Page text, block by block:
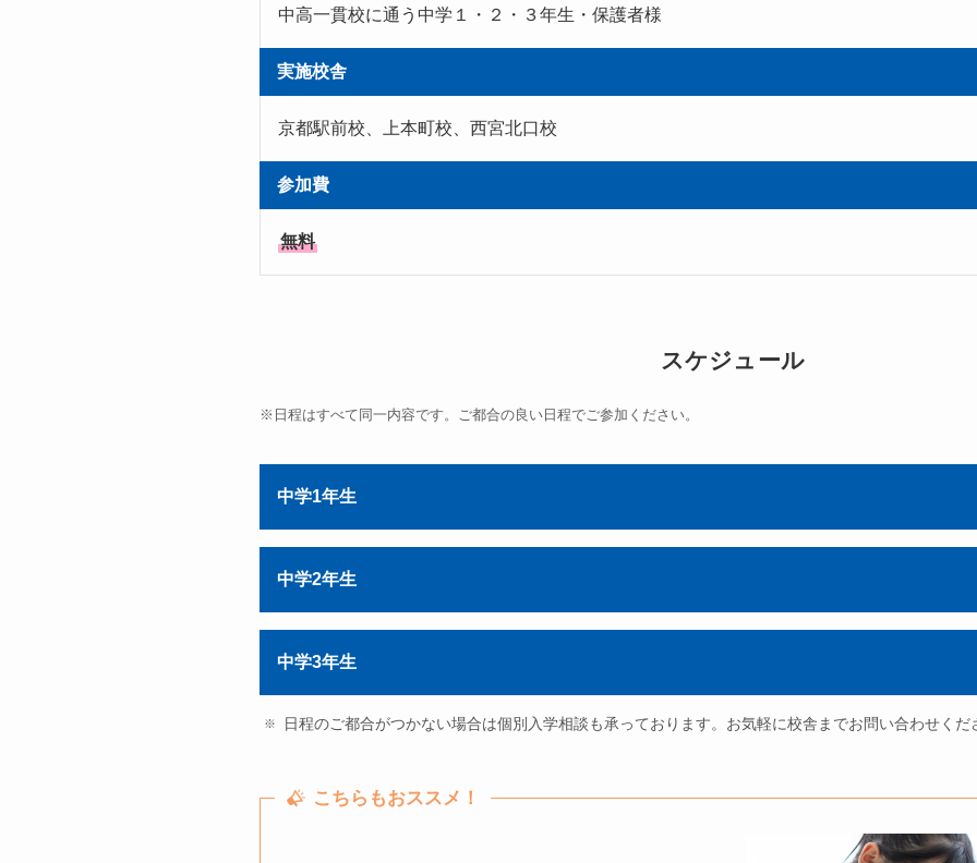
中高一貫校に通う中学１・２・３年生・保護者様
実施校舎
京都駅前校、上本町校、西宮北口校
参加費
無料
スケジュール
※ 日程はすべて同一内容です。ご都合の良い日程でご参加ください。
中学1年生
中学2年生
中学3年生
日程のご都合がつかない場合は個別入学相談も承っております。お気軽に校舎までお問い合わせくだ
こちらもおススメ！